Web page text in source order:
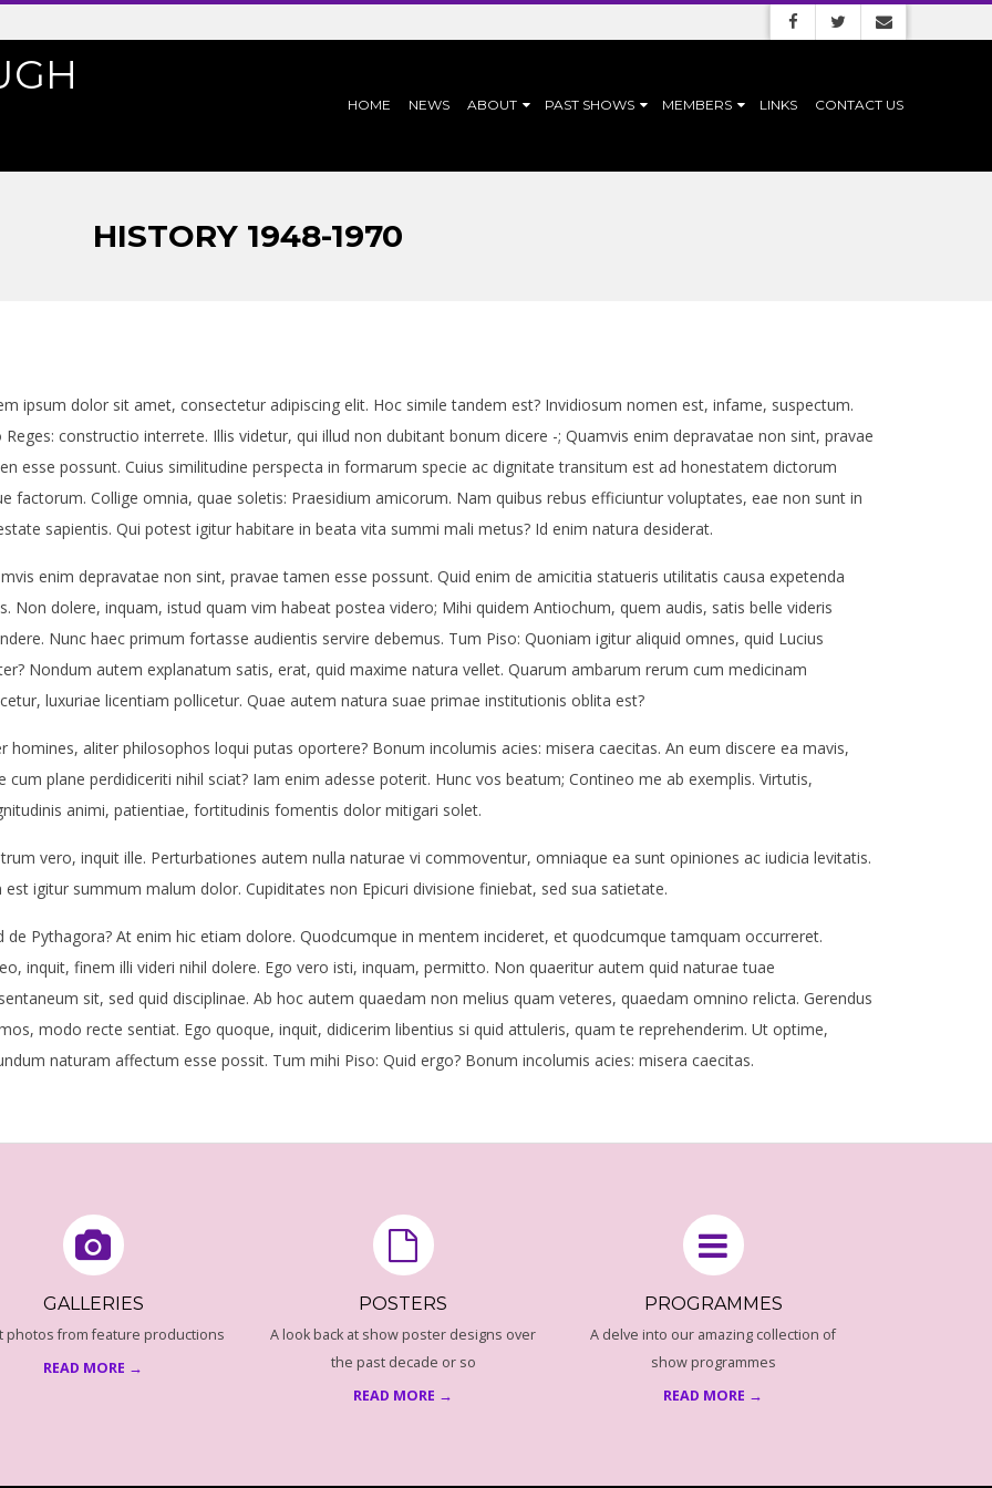
MENU
HOME NEWS ABOUT PAST SHOWS MEMBERS LINKS CONTACT US
HISTORY 1948-1970
ipsum dolor sit amet, consectetur adipiscing elit. Hoc simile tandem est? Invidiosum nomen est, infame, suspectum.
Reges: constructio interrete. Illis videtur, qui illud non dubitant bonum dicere -; Quamvis enim depravatae non sint, pravae
esse possunt. Cuius similitudine perspecta in formarum specie ac dignitate transitum est ad honestatem dictorum
factorum. Collige omnia, quae soletis: Praesidium amicorum. Nam quibus rebus efficiuntur voluptates, eae non sunt in
sapientis. Qui potest igitur habitare in beata vita summi mali metus? Id enim natura desiderat.
enim depravatae non sint, pravae tamen esse possunt. Quid enim de amicitia statueris utilitatis causa expetenda
Non dolere, inquam, istud quam vim habeat postea videro; Mihi quidem Antiochum, quem audis, satis belle videris
Nunc haec primum fortasse audientis servire debemus. Tum Piso: Quoniam igitur aliquid omnes, quid Lucius
Nondum autem explanatum satis, erat, quid maxime natura vellet. Quarum ambarum rerum cum medicinam
luxuriae licentiam pollicetur. Quae autem natura suae primae institutionis oblita est?
homines, aliter philosophos loqui putas oportere? Bonum incolumis acies: misera caecitas. An eum discere ea mavis,
cum plane perdidiceriti nihil sciat? Iam enim adesse poterit. Hunc vos beatum; Contineo me ab exemplis. Virtutis,
animi, patientiae, fortitudinis fomentis dolor mitigari solet.
vero, inquit ille. Perturbationes autem nulla naturae vi commoventur, omniaque ea sunt opiniones ac iudicia levitatis.
est igitur summum malum dolor. Cupiditates non Epicuri divisione finiebat, sed sua satietate.
de Pythagora? At enim hic etiam dolore. Quodcumque in mentem incideret, et quodcumque tamquam occurreret.
inquit, finem illi videri nihil dolere. Ego vero isti, inquam, permitto. Non quaeritur autem quid naturae tuae
sit, sed quid disciplinae. Ab hoc autem quaedam non melius quam veteres, quaedam omnino relicta. Gerendus
modo recte sentiat. Ego quoque, inquit, didicerim libentius si quid attuleris, quam te reprehenderim. Ut optime,
naturam affectum esse possit. Tum mihi Piso: Quid ergo? Bonum incolumis acies: misera caecitas.
GALLERIES
photos from feature productions
READ MORE →
POSTERS
A look back at show poster designs over
the past decade or so
READ MORE →
PROGRAMMES
A delve into our amazing collection of
show programmes
READ MORE →